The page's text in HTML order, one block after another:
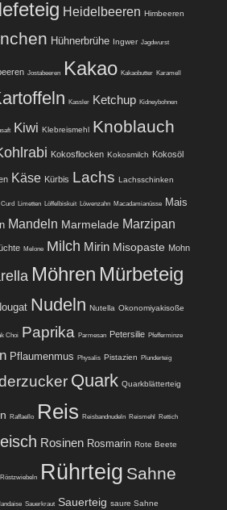
Heidelbeeren Himbeeren
Hühnerbrühe Ingwer Jagdwurst
Jostabeeren Kakao Kakaobutter Karamell
Kassler Ketchup Kidneybohnen
Kiwi Klebreismehl Knoblauch
Kokosflocken Kokosmilch Kokosöl
Käse Kürbis Lachs Lachsschinken
Curd Limetten Löffelbiskuit Löwenzahn Macadamianüsse Mais
Mandeln Marmelade Marzipan
Melone Milch Mirin Misopaste Mohn
Möhren Mürbeteig
Nudeln Nutella Okonomiyakisoße
Choi Paprika Parmesan Petersilie Pfefferminze
Pflaumenmus Physalis Pistazien Plunderteig
Quark Quarkblätterteig
Raffaello Reis Reisbandnudeln Reismehl Rettich
Rosinen Rosmarin Rote Beete
Röstzwiebeln Rührteig Sahne
Sauerkraut Sauerteig saure Sahne